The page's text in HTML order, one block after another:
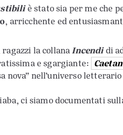
è stato sia per me che
, arricchente ed
la collanaIncendidi
e sgargiante:
nova” nell’universo
ci siamo documentati